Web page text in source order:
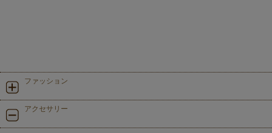
ファッション
アクセサリー